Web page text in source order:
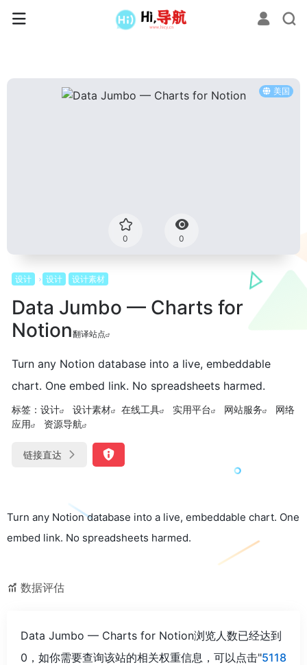
美国
0 0
设计 设计 设计素材
Data Jumbo — Charts for
Notion翻译站点
Turn any Notion database into a live, embeddable
chart. One embed link. No spreadsheets harmed.
标签： 设计 设计素材 在线工具 实用平台 网站服务
网络
应用
资源导航
链接直达
Turn any Notion database into a live, embeddable chart. One
embed link. No spreadsheets harmed.
数据评估
Data Jumbo — Charts for Notion浏览人数已经达到
0，如你需要查询该站的相关权重信息，可以点击"5118